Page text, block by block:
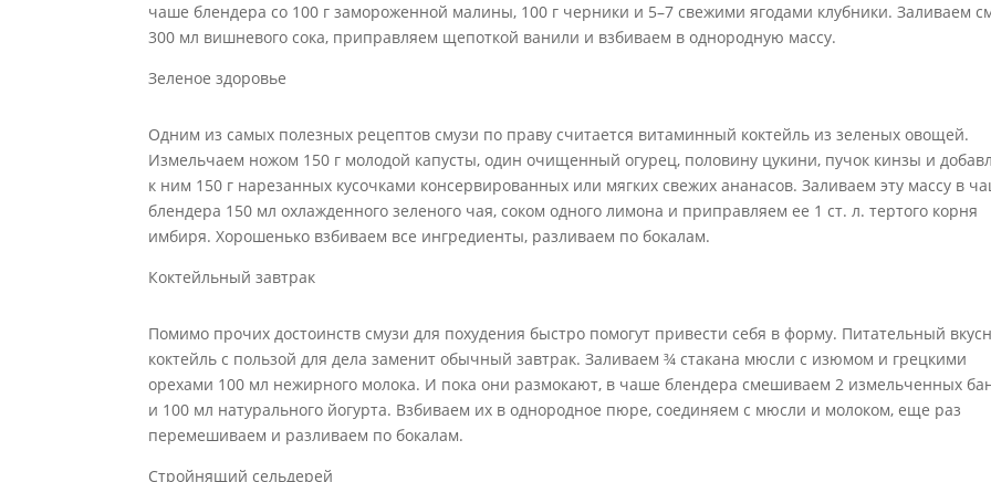
чаше блендера со 100 г замороженной малины, 100 г черники и 5–7 свежими ягодами клубники. Заливаем
300 мл вишневого сока, приправляем щепоткой ванили и взбиваем в однородную массу.
Зеленое здоровье
Одним из самых полезных рецептов смузи по праву считается витаминный коктейль из зеленых овощей.
Измельчаем ножом 150 г молодой капусты, один очищенный огурец, половину цукини, пучок кинзы и
к ним 150 г нарезанных кусочками консервированных или мягких свежих ананасов. Заливаем эту массу в
блендера 150 мл охлажденного зеленого чая, соком одного лимона и приправляем ее 1 ст. л. тертого корня
имбиря. Хорошенько взбиваем все ингредиенты, разливаем по бокалам.
Коктейльный завтрак
Помимо прочих достоинств смузи для похудения быстро помогут привести себя в форму. Питательный
коктейль с пользой для дела заменит обычный завтрак. Заливаем ¾ стакана мюсли с изюмом и грецкими
орехами 100 мл нежирного молока. И пока они размокают, в чаше блендера смешиваем 2 измельченных
и 100 мл натурального йогурта. Взбиваем их в однородное пюре, соединяем с мюсли и молоком, еще раз
перемешиваем и разливаем по бокалам.
Стройнящий сельдерей